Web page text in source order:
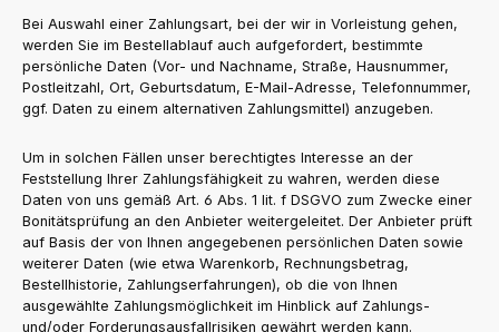
Bei Auswahl einer Zahlungsart, bei der wir in Vorleistung gehen,
werden Sie im Bestellablauf auch aufgefordert, bestimmte
persönliche Daten (Vor- und Nachname, Straße, Hausnummer,
Postleitzahl, Ort, Geburtsdatum, E-Mail-Adresse, Telefonnummer,
ggf. Daten zu einem alternativen Zahlungsmittel) anzugeben.
Um in solchen Fällen unser berechtigtes Interesse an der
Feststellung Ihrer Zahlungsfähigkeit zu wahren, werden diese
Daten von uns gemäß Art. 6 Abs. 1 lit. f DSGVO zum Zwecke einer
Bonitätsprüfung an den Anbieter weitergeleitet. Der Anbieter prüft
auf Basis der von Ihnen angegebenen persönlichen Daten sowie
weiterer Daten (wie etwa Warenkorb, Rechnungsbetrag,
Bestellhistorie, Zahlungserfahrungen), ob die von Ihnen
ausgewählte Zahlungsmöglichkeit im Hinblick auf Zahlungs-
und/oder Forderungsausfallrisiken gewährt werden kann.